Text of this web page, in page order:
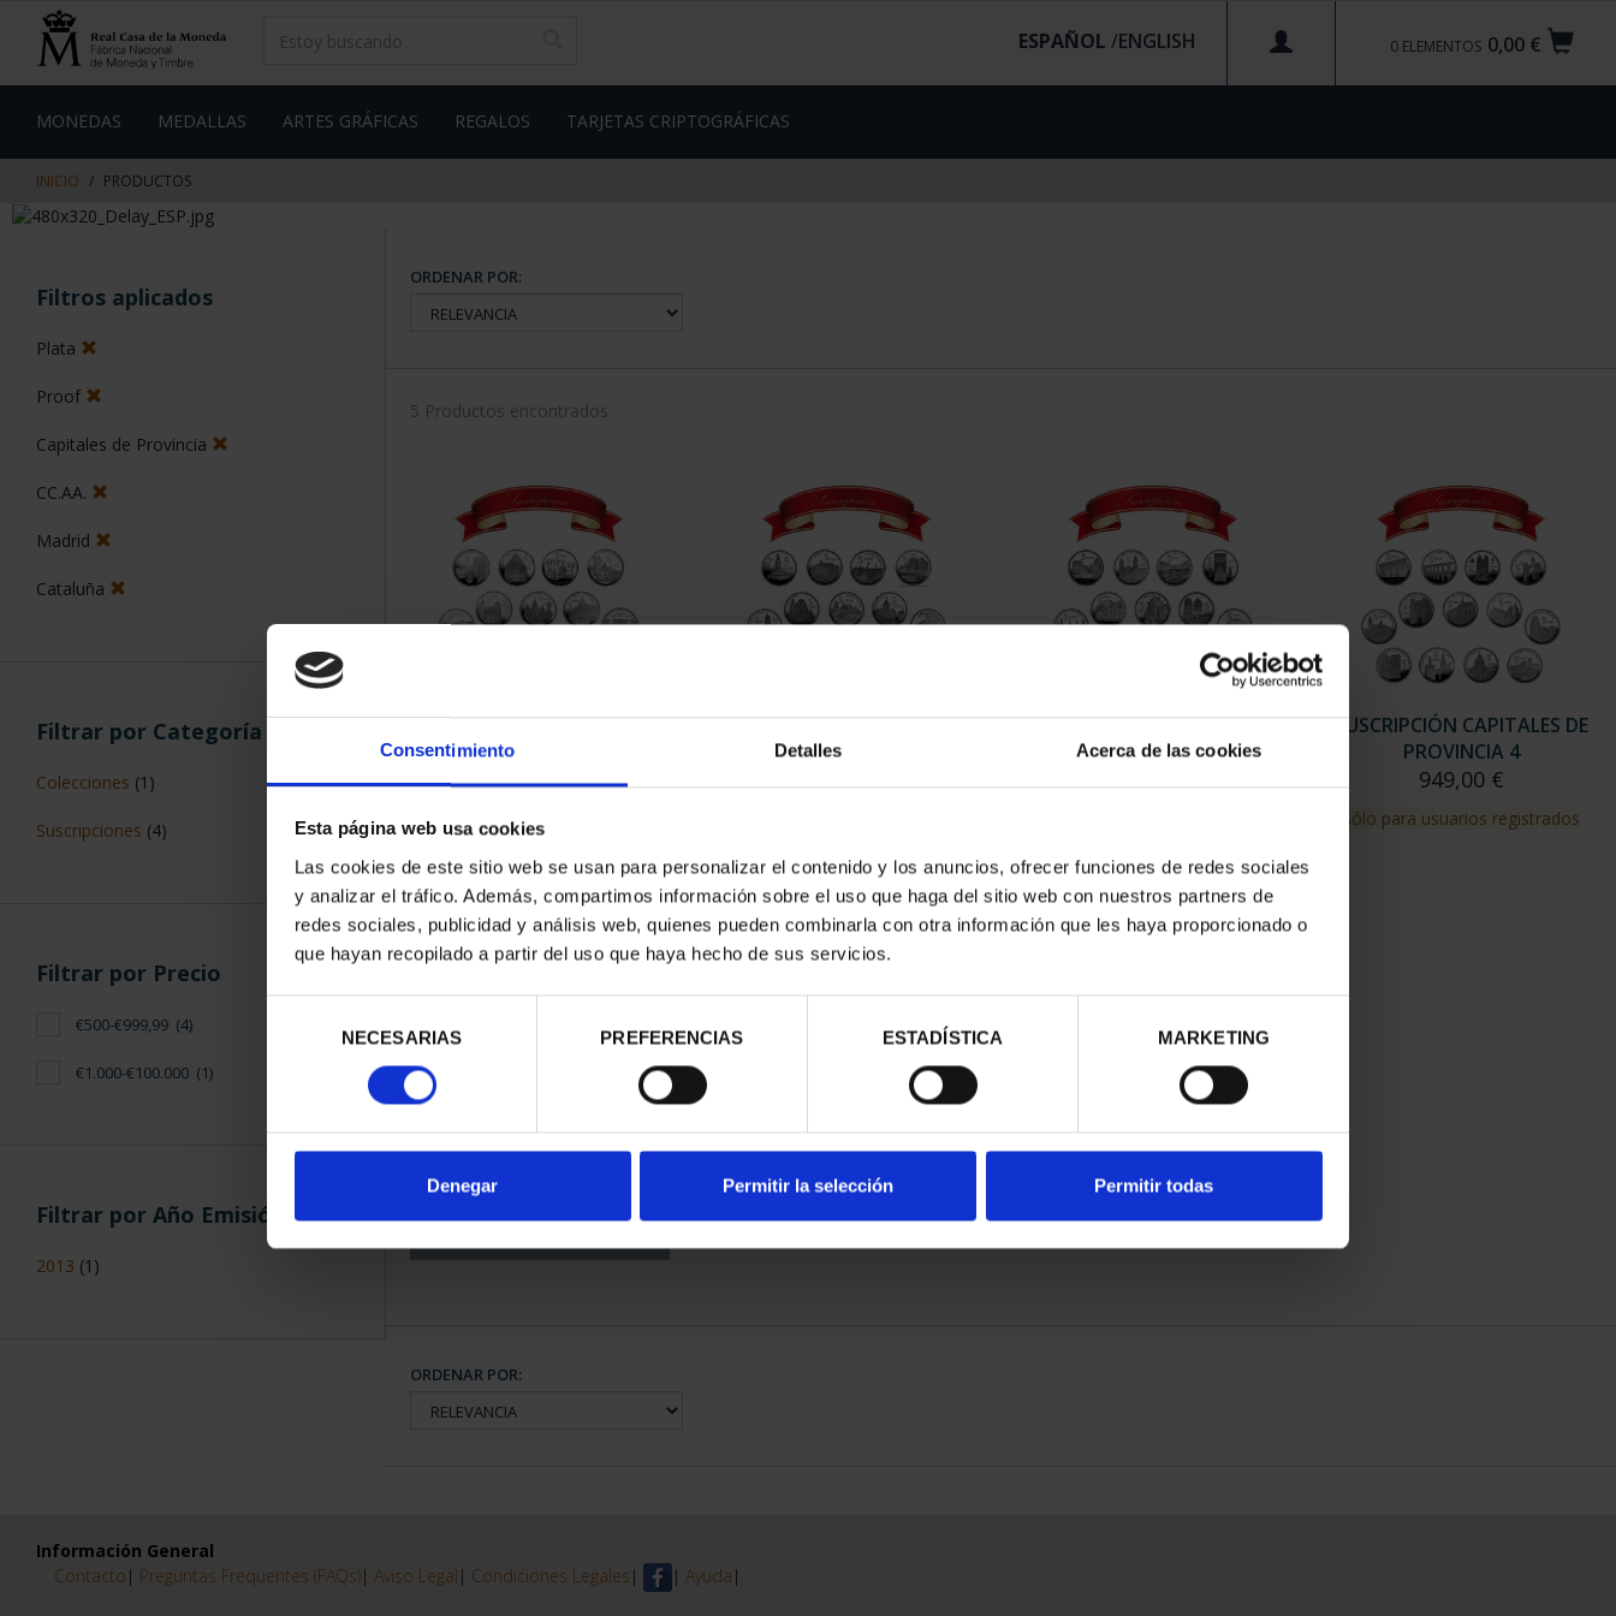
Consentimiento Detalles Acerca de las cookies
Esta página web usa cookies
Las cookies de este sitio web se usan para personalizar el contenido y los anuncios, ofrecer funciones de redes sociales
y analizar el tráfico. Además, compartimos información sobre el uso que haga del sitio web con nuestros partners de
redes sociales, publicidad y análisis web, quienes pueden combinarla con otra información que les haya proporcionado o
que hayan recopilado a partir del uso que haya hecho de sus servicios.
consentimiento
NECESARIAS PREFERENCIAS ESTADÍSTICA MARKETING
Denegar Permitir la selección Permitir todas
contenido
de
0,00 €
0 ELEMENTOS
ESPAÑOL /
MONEDAS MEDALLAS ARTES GRÁFICAS REGALOS TARJETAS CRIPTOGRÁFICAS
INICIO PRODUCTOS
Filtros aplicados
Plata
Proof
Capitales de Provincia
CC.AA.
Madrid
Cataluña
Filtrar por Categoría
Colecciones (1)
Suscripciones (4)
Filtrar por Precio
€500-€999,99 (4)
€1.000-€100.000 (1)
Filtrar por Año Emisión
2013 (1)
ORDENAR POR:
5 Productos encontrados
SUSCRIPCIÓN CAPITALES DE
PROVINCIA 1
949,00 €
Sólo para usuarios registrados
SUSCRIPCIÓN CAPITALES DE
PROVINCIA 2
949,00 €
SUSCRIPCIÓN CAPITALES DE
PROVINCIA 3
949,00 €
SUSCRIPCIÓN CAPITALES DE
PROVINCIA 4
949,00 €
Sólo para usuarios registrados
COLECCION COMPLET...
3.796,00 €
ORDENAR POR:
Información General
Contacto | Preguntas Frequentes (FAQs)| Aviso Legal | Condiciones Legales | | Ayuda |